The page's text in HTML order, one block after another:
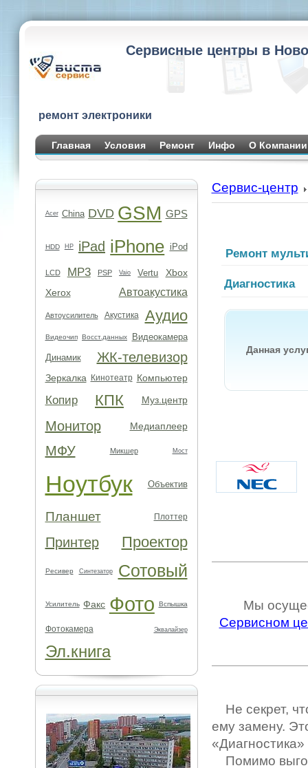
Сервисные центры в
ремонт электроники
Главная Условия Ремонт Инфо О Компании
Acer China DVD GSM GPS
HDD HP iPad iPhone iPod
LCD MP3 PSP Vaio Vertu
Xbox
Xerox
Автоакустика
Автоусилитель Акустика Аудио
Видеочип Восст.данных
Видеокамера
Динамик
ЖК-телевизор
Зеркалка Кинотеатр Компьютер
Копир КПК Муз.центр
Монитор Медиаплеер
МФУ Микшер Мост
Ноутбук Объектив
Планшет Плоттер
Принтер Проектор
Ресивер Синтезатор Сотовый
Усилитель Факс Фото Вспышка
Фотокамера Эквалайзер
Эл.книга
Сервис-центр
Ремонт
Диагностика
Данная
Мы
Сервисном
Не секрет,
ему замену.
Помимо